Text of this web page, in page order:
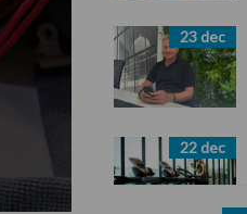
23 dec
22 dec